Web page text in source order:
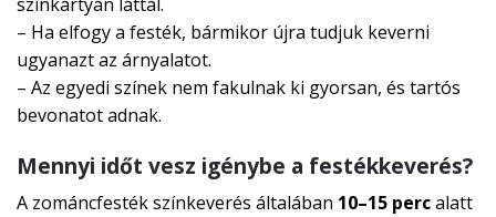
– Ha elfogy a festék, bármikor újra tudjuk keverni
ugyanazt az árnyalatot.
– Az egyedi színek nem fakulnak ki gyorsan, és tartós
bevonatot adnak.
Mennyi időt vesz igénybe a festékkeverés?
A zománcfesték színkeverés általában 10–15 percalatt